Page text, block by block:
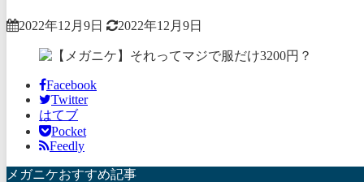
2022年12月9日 2022年12月9日
Facebook
Twitter
はてブ
Pocket
Feedly
メガニケおすすめ記事